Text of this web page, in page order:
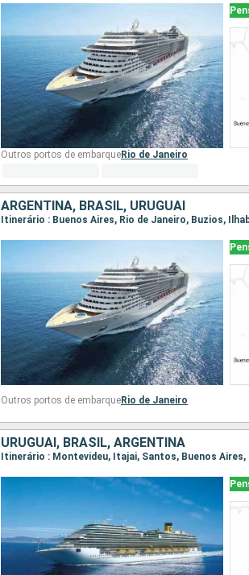
Outros portos de embarqueRio de Janeiro
ARGENTINA, BRASIL, URUGUAI
Itinerário : Buenos Aires, Rio de Janeiro, Buzios,
Outros portos de embarqueRio de Janeiro
URUGUAI, BRASIL, ARGENTINA
Itinerário : Montevideu, Itajai, Santos, Buenos